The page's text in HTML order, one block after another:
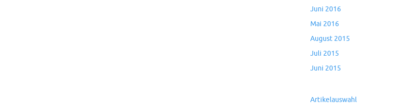
Juni 2016
Mai 2016
August 2015
Juli 2015
Juni 2015
Artikelauswahl